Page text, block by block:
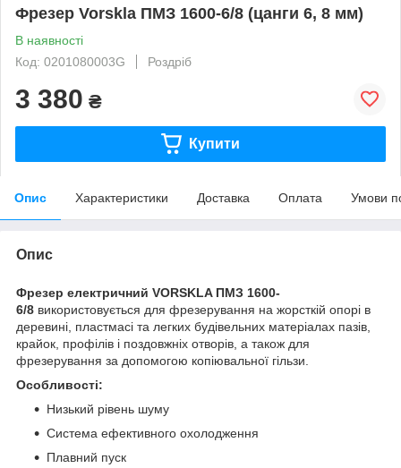
Фрезер Vorskla ПМЗ 1600-6/8 (цанги 6, 8 мм)
В наявності
Код: 0201080003G
Роздріб
3 380 ₴
Купити
Опис Характеристики Доставка Оплата Умови
Опис
Фрезер електричний VORSKLA ПМЗ 1600-
6/8 використовується для фрезерування на жорсткій опорі в
деревині, пластмасі та легких будівельних матеріалах пазів,
крайок, профілів і поздовжніх отворів, а також для
фрезерування за допомогою копіювальної гільзи.
Особливості:
Низький рівень шуму
Система ефективного охолодження
Плавний пуск